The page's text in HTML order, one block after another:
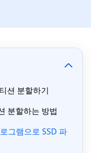
션 분할하기
분할하는 방법
그램으로 SSD 파